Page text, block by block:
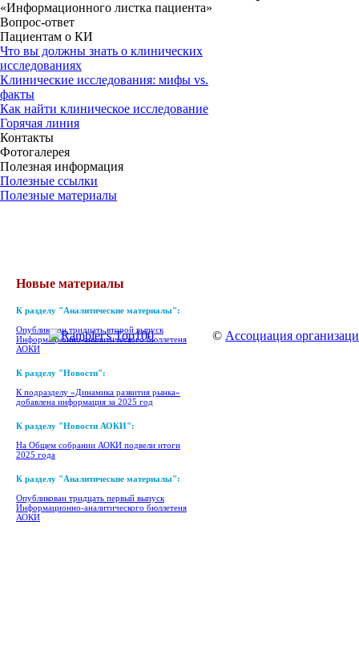
«Информационного листка пациента»
Вопрос-ответ
Пациентам о КИ
Что вы должны знать о клинических
исследованиях
Клинические исследования: мифы vs.
факты
Как найти клиническое исследование
Горячая линия
Контакты
Фотогалерея
Полезная информация
Полезные ссылки
Полезные материалы
Новые материалы
К разделу "Аналитические материалы":
Опубликован тридцать второй выпуск
Информационно-аналитического бюллетеня
АОКИ
К разделу "Новости":
К подразделу «Динамика развития рынка»
добавлена информация за 2025 год
К разделу "Новости АОКИ":
На Общем собрании АОКИ подвели итоги
2025 года
К разделу "Аналитические материалы":
Опубликован тридцать первый выпуск
Информационно-аналитического бюллетеня
АОКИ
© Ассоциация